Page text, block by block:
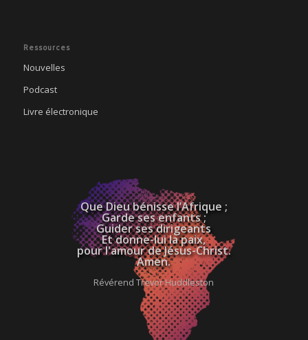
Ressources
Nouvelles
Podcast
Livre électronique
Que Dieu bénisse l’Afrique ;
Garde ses enfants ;
Guider ses dirigeants
Et donne-lui la paix,
pour l'amour de Jésus-Christ.
Amen.
Révérend Trevor Huddleston